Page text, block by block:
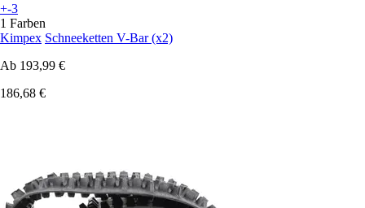
+-3
1 Farben
Kimpex Schneeketten V-Bar (x2)
Ab 193,99 €
186,68 €